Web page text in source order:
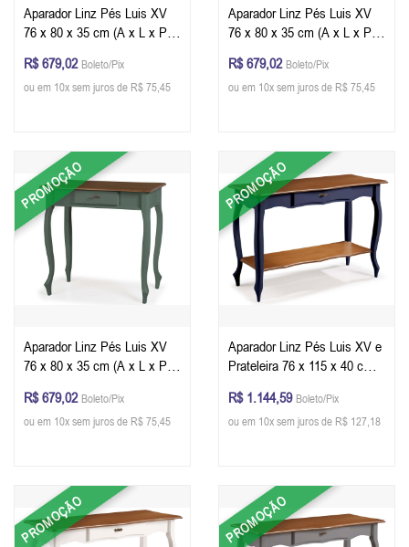
Aparador Linz Pés Luis XV
76 x 80 x 35 cm (A x L x P) -
R$ 679,02 Boleto/Pix
ou em 10x sem juros de R$ 75,45
Aparador Linz Pés Luis XV
76 x 80 x 35 cm (A x L x P) -
R$ 679,02 Boleto/Pix
ou em 10x sem juros de R$ 75,45
PROMOÇÃO
Aparador Linz Pés Luis XV
76 x 80 x 35 cm (A x L x P) -
Glazer
R$ 679,02 Boleto/Pix
ou em 10x sem juros de R$ 75,45
PROMOÇÃO
Aparador Linz Pés Luis XV e
Prateleira 76 x 115 x 40 cm
Petróleo - Imbuia Glazer
R$ 1.144,59 Boleto/Pix
ou em 10x sem juros de R$ 127,18
PROMOÇÃO PROMOÇÃO